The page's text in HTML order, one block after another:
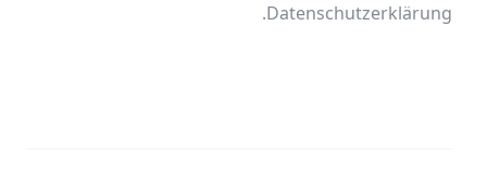
Datenschutzerklärung.